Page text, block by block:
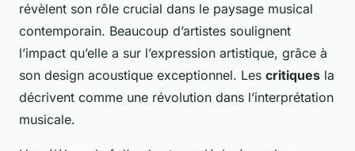
révèlent son rôle crucial dans le paysage musical
contemporain. Beaucoup d’artistes soulignent
l’impact qu’elle a sur l’expression artistique, grâce à
son design acoustique exceptionnel. Les critiques la
décrivent comme une révolution dans l’interprétation
musicale.